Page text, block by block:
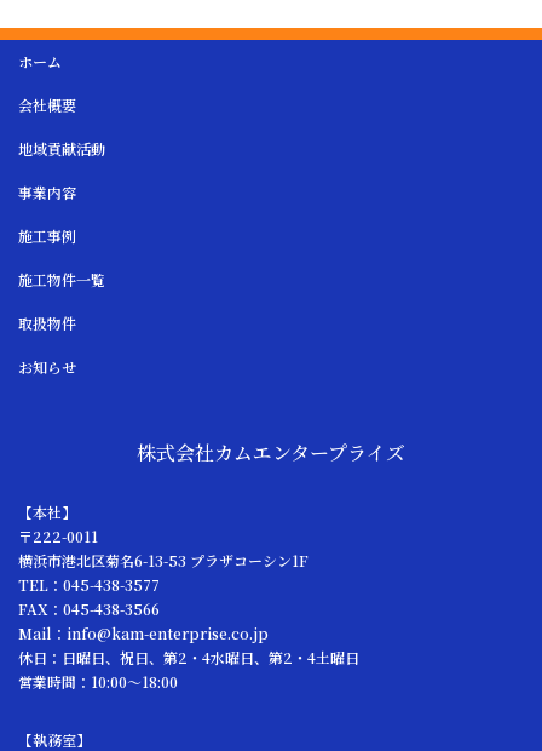
ホーム
会社概要
地域貢献活動
事業内容
施工事例
施工物件一覧
取扱物件
お知らせ
株式会社カムエンタープライズ
【本社】
〒222-0011
横浜市港北区菊名6-13-53 プラザコーシン1F
TEL：045-438-3577
FAX：045-438-3566
Mail：info@kam-enterprise.co.jp
休日：日曜日、祝日、第2・4水曜日、第2・4土曜日
営業時間：10:00～18:00
【執務室】